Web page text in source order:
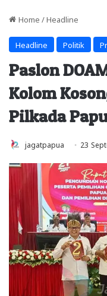
Home / Headline
Headline Politik
Paslon
Kolom
Pilkada
jagatpapua 23